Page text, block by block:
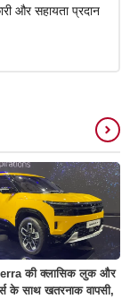
और सहायता प्रदान
की क्लासिक लुक और
के साथ खतरनाक वापसी,